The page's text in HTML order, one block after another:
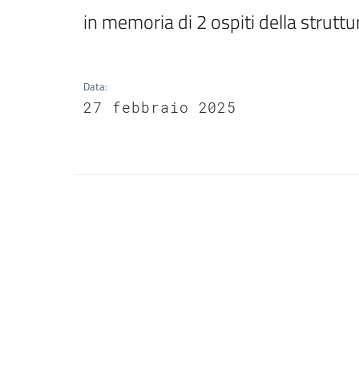
in memoria di 2 ospiti della
Data:
27 febbraio 2025